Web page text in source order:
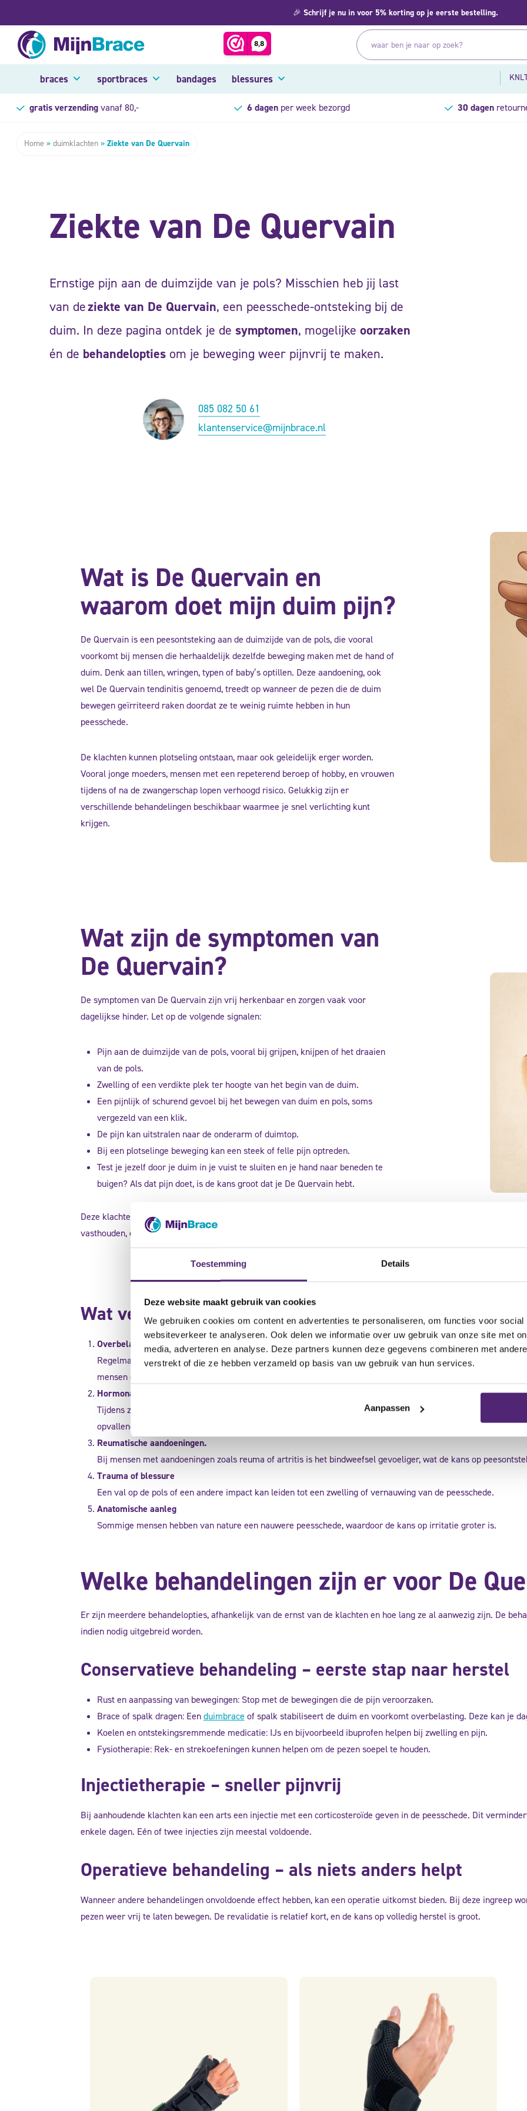
Toestemming Details
Deze website maakt gebruik van cookies
We gebruiken cookies om content en advertenties te personaliseren, om functies voor
websiteverkeer te analyseren. Ook delen we informatie over uw gebruik van onze site met
media, adverteren en analyse. Deze partners kunnen deze gegevens combineren met
verstrekt of die ze hebben verzameld op basis van uw gebruik van hun services.
Aanpassen
🎉 Schrijf je nu in voor 5% korting op je eerste bestelling.
braces sportbraces bandages blessures
gratis verzendingvanaf 80,- 6 dagenper week bezorgd 30 dagen
Home » duimklachten » Ziekte van De Quervain
Ziekte van De Quervain
Ernstige pijn aan de duimzijde van je pols? Misschien heb jij last
van deziekte van De Quervain, een peesschede-ontsteking bij de
duim. In deze pagina ontdek je de symptomen, mogelijke oorzaken
én de behandelopties om je beweging weer pijnvrij te maken.
085 082 50 61
klantenservice@mijnbrace.nl
Wat is De Quervain en
waarom doet mijn duim pijn?
De Quervain is een peesontsteking aan de duimzijde van de pols, die vooral
voorkomt bij mensen die herhaaldelijk dezelfde beweging maken met de hand of
duim. Denk aan tillen, wringen, typen of baby’s optillen. Deze aandoening, ook
wel De Quervain tendinitis genoemd, treedt op wanneer de pezen die de duim
bewegen geïrriteerd raken doordat ze te weinig ruimte hebben in hun
peesschede.
De klachten kunnen plotseling ontstaan, maar ook geleidelijk erger worden.
Vooral jonge moeders, mensen met een repeterend beroep of hobby, en vrouwen
tijdens of na de zwangerschap lopen verhoogd risico. Gelukkig zijn er
verschillende behandelingen beschikbaar waarmee je snel verlichting kunt
krijgen.
Wat zijn de symptomen van
De Quervain?
De symptomen van De Quervain zijn vrij herkenbaar en zorgen vaak voor
dagelijkse hinder. Let op de volgende signalen:
Pijn aan de duimzijde van de pols, vooral bij grijpen, knijpen of het draaien
van de pols.
Zwelling of een verdikte plek ter hoogte van het begin van de duim.
Een pijnlijk of schurend gevoel bij het bewegen van duim en pols, soms
vergezeld van een klik.
De pijn kan uitstralen naar de onderarm of duimtop.
Bij een plotselinge beweging kan een steek of felle pijn optreden.
Test je jezelf door je duim in je vuist te sluiten en je hand naar beneden te
buigen? Als dat pijn doet, is de kans groot dat je De Quervain hebt.
Deze klachten kunnen je belemmeren in simpele handelingen zoals een baby
vasthouden, een deur openen of je tanden poetsen.
Wat veroorzaakt de ziekte van De Quervain?
Overbelasting van de duim
Regelmatige herhaling van dezelfde bewegingen zorgt voor irritatie van de pezen. Dit komt vaak voor bij
mensen die veel typen.
Hormonale veranderingen
Tijdens zwangerschap of borstvoeding verandert de hormoonbalans, wat de peesschede gevoeliger maakt
opvallend vaak voor bij jonge moeders.
Reumatische aandoeningen.
Bij mensen met aandoeningen zoals reuma of artritis is het bindweefsel gevoeliger, wat de kans op
Trauma of blessure
Een val op de pols of een andere impact kan leiden tot een zwelling of vernauwing van de peesschede.
Anatomische aanleg
Sommige mensen hebben van nature een nauwere peesschede, waardoor de kans op irritatie groter is.
Welke behandelingen zijn er voor De
Er zijn meerdere behandelopties, afhankelijk van de ernst van de klachten en hoe lang ze al aanwezig zijn. De
indien nodig uitgebreid worden.
Conservatieve behandeling – eerste stap naar herstel
Rust en aanpassing van bewegingen: Stop met de bewegingen die de pijn veroorzaken.
Brace of spalk dragen: Eenduimbrace of spalk stabiliseert de duim en voorkomt overbelasting. Deze kan je
Koelen en ontstekingsremmende medicatie: IJs en bijvoorbeeld ibuprofen helpen bij zwelling en pijn.
Fysiotherapie: Rek- en strekoefeningen kunnen helpen om de pezen soepel te houden.
Injectietherapie – sneller pijnvrij
Bij aanhoudende klachten kan een arts een injectie met een corticosteroïde geven in de peesschede. Dit
enkele dagen. Eén of twee injecties zijn meestal voldoende.
Operatieve behandeling – als niets anders helpt
Wanneer andere behandelingen onvoldoende effect hebben, kan een operatie uitkomst bieden. Bij deze ingreep
pezen weer vrij te laten bewegen. De revalidatie is relatief kort, en de kans op volledig herstel is groot.